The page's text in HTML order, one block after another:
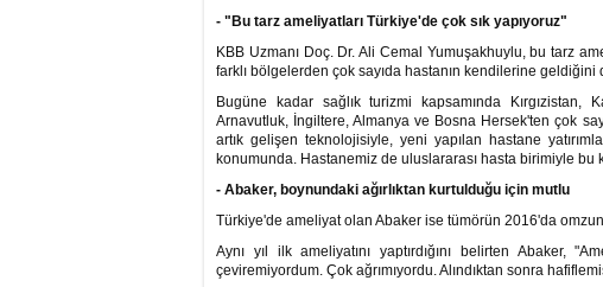
- "Bu tarz ameliyatları Türkiye'de çok sık yapıyoruz"
KBB Uzmanı Doç. Dr. Ali Cemal Yumuşakhuylu, bu tarz
farklı bölgelerden çok sayıda hastanın kendilerine geldiğini
Bugüne kadar sağlık turizmi kapsamında Kırgızistan,
Arnavutluk, İngiltere, Almanya ve Bosna Hersek'ten çok
artık gelişen teknolojisiyle, yeni yapılan hastane
konumunda. Hastanemiz de uluslararası hasta birimiyle
- Abaker, boynundaki ağırlıktan kurtulduğu için mutlu
Türkiye'de ameliyat olan Abaker ise tümörün 2016'da
Aynı yıl ilk ameliyatını yaptırdığını belirten Abaker,
çeviremiyordum. Çok ağrımıyordu. Alındıktan sonra